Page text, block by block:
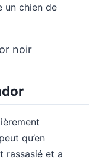
un chien de
qu’en
rassasié et a